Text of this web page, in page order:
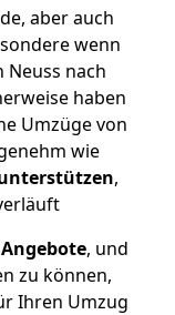
aber auch
wenn
Neuss nach
haben
Umzüge von
wie
,
, und
zu können,
Ihren Umzug